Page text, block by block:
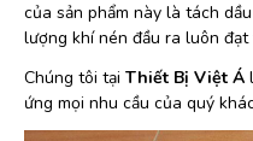
của sản phẩm này là tách
lượng khí nén đầu ra luôn
Chúng tôi tại Thiết Bị Việt Á
ứng mọi nhu cầu của quý